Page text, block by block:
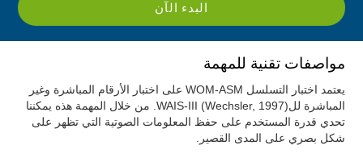
البدء الآن
مواصفات تقنية للمهمة
يعتمد اختبار التسلسل WOM-ASM على اختبار الأرقام المباشرة وغير
المباشرة للWAIS-III (Wechsler, 1997). من خلال المهمة هذه يمكننا
تحدي قدرة المستخدم على حفظ المعلومات الصوتية التي تظهر على
شكل بصري على المدى القصير.